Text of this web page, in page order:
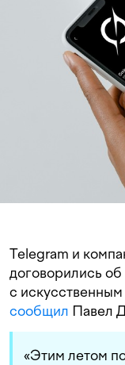
Telegram и
договорились об
с
сообщил Павел
«Этим летом